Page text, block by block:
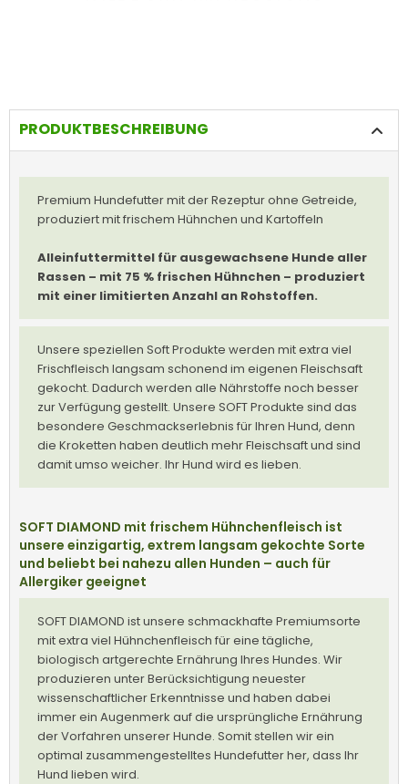
PRODUKTBESCHREIBUNG
Premium Hundefutter mit der Rezeptur ohne Getreide,
produziert mit frischem Hühnchen und Kartoffeln
Alleinfuttermittel für ausgewachsene Hunde aller
Rassen – mit 75 % frischen Hühnchen – produziert
mit einer limitierten Anzahl an Rohstoffen.
Unsere speziellen Soft Produkte werden mit extra viel
Frischfleisch langsam schonend im eigenen Fleischsaft
gekocht. Dadurch werden alle Nährstoffe noch besser
zur Verfügung gestellt. Unsere SOFT Produkte sind das
besondere Geschmackserlebnis für Ihren Hund, denn
die Kroketten haben deutlich mehr Fleischsaft und sind
damit umso weicher. Ihr Hund wird es lieben.
SOFT DIAMOND mit frischem Hühnchenfleisch ist
unsere einzigartig, extrem langsam gekochte Sorte
und beliebt bei nahezu allen Hunden – auch für
Allergiker geeignet
SOFT DIAMOND ist unsere schmackhafte Premiumsorte
mit extra viel Hühnchenfleisch für eine tägliche,
biologisch artgerechte Ernährung Ihres Hundes. Wir
produzieren unter Berücksichtigung neuester
wissenschaftlicher Erkenntnisse und haben dabei
immer ein Augenmerk auf die ursprüngliche Ernährung
der Vorfahren unserer Hunde. Somit stellen wir ein
optimal zusammengestelltes Hundefutter her, dass Ihr
Hund lieben wird.